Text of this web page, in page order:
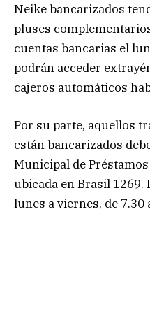
Neike bancarizados
pluses
cuentas bancarias el
podrán acceder
cajeros automáticos
Por su parte, aquellos
están bancarizados
Municipal de
ubicada en Brasil 1269.
lunes a viernes, de 7.30